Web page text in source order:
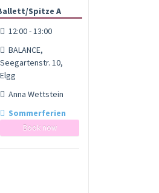
Spitze A
12:00 - 13:00
BALANCE,
Seegartenstr. 10,
Elgg
Anna Wettstein
Sommerferien
Book now